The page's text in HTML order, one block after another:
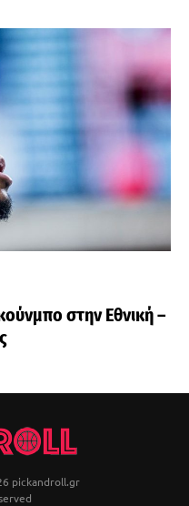
στην Εθνική –
pickandroll.gr